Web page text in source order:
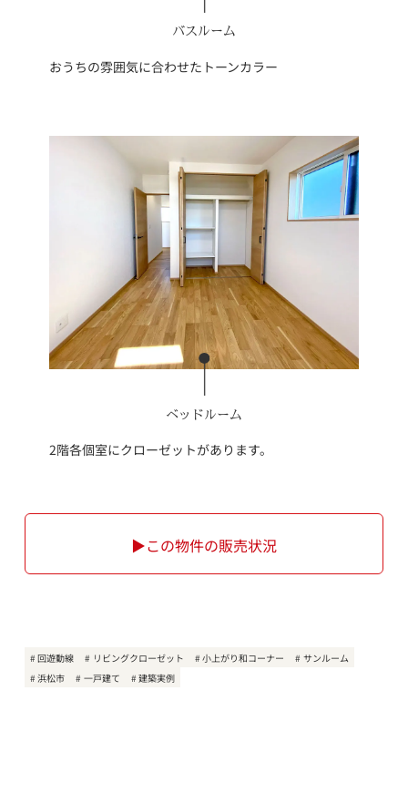
バスルーム
おうちの雰囲気に合わせたトーンカラー
ベッドルーム
2階各個室にクローゼットがあります。
▶この物件の販売状況
回遊動線 リビングクローゼット 小上がり和コーナー
サンルーム
浜松市
一戸建て 建築実例